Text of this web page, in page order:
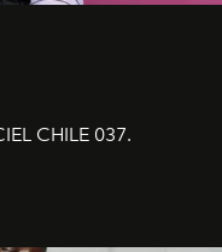
CHILE 037.